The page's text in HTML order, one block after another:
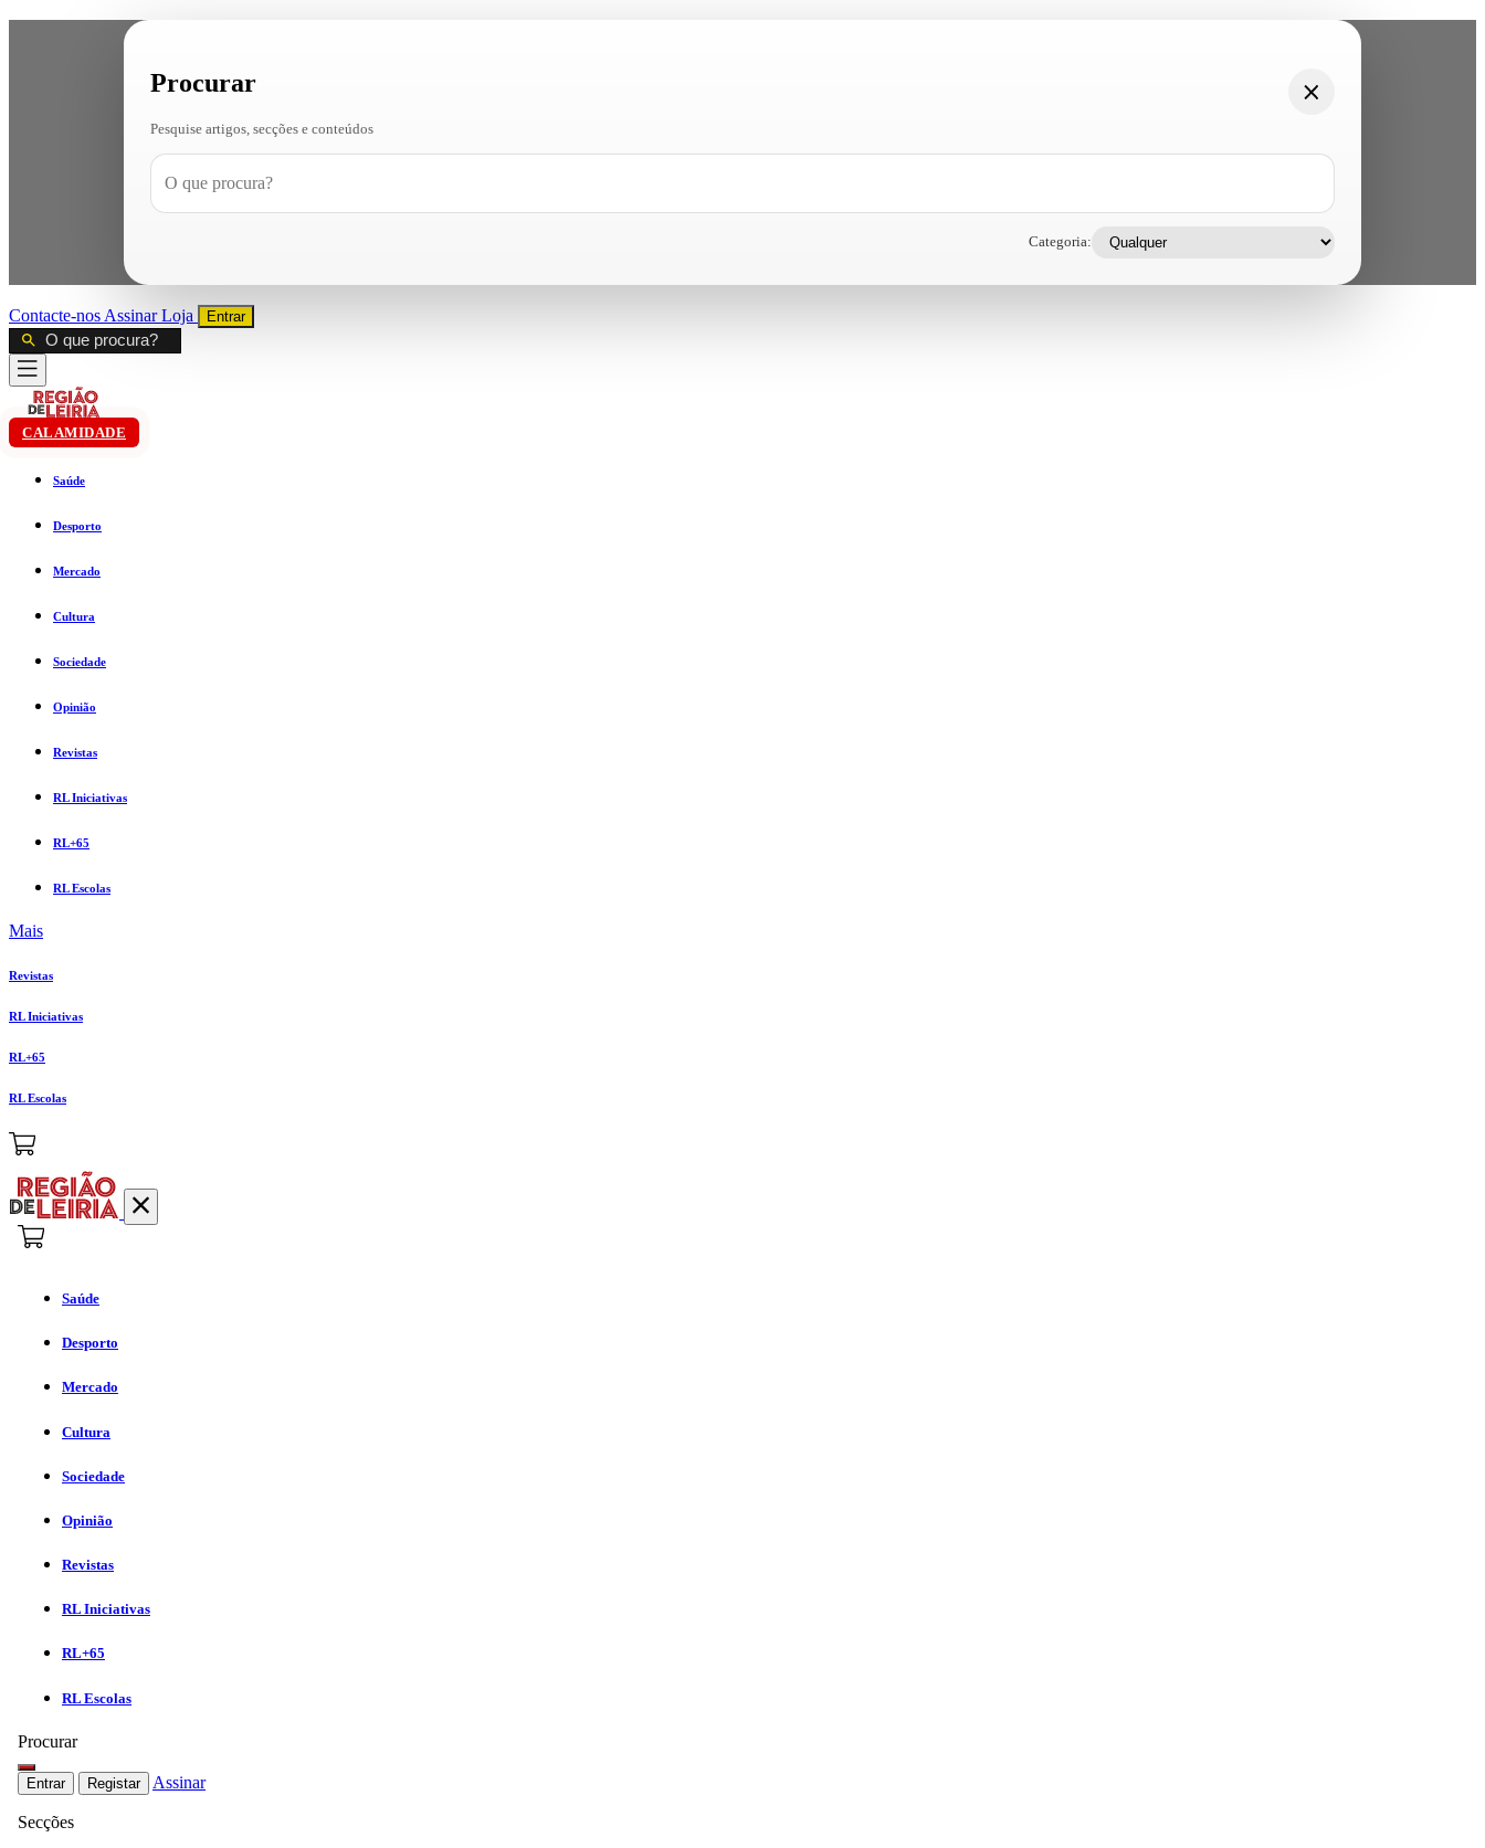
Procurar
Pesquise artigos, secções e conteúdos
Categoria:
Contacte-nos AssinarLoja Entrar
CALAMIDADE
Saúde
Desporto
Mercado
Cultura
Sociedade
Opinião
Revistas
RL Iniciativas
RL+65
RL Escolas
Mais
Revistas
RL Iniciativas
RL+65
RL Escolas
Saúde
Desporto
Mercado
Cultura
Sociedade
Opinião
Revistas
RL Iniciativas
RL+65
RL Escolas
Procurar
Entrar Registar Assinar
Secções